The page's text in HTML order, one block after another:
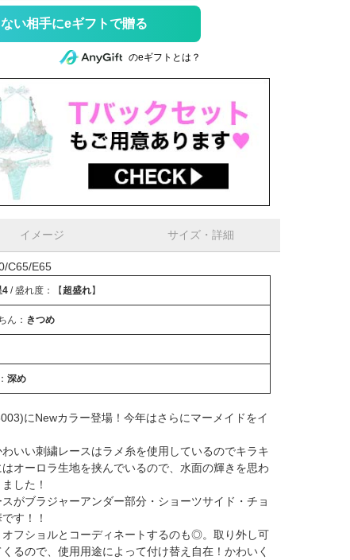
い相手にeギフトで贈る
のeギフトとは？
イメージ サイズ・詳細
C65/E65
4/ 盛れ度：【超盛れ】
ん： きつめ
深め
にNewカラー登場！今年はさらにマーメイドをイ
いい刺繍レースはラメ糸を使用しているのでキラキ
オーロラ生地を挟んでいるので、水面の輝きを思わ
した！
がブラジャーアンダー部分・ショーツサイド・チョ
す！！
フショルとコーディネートするのも◎。取り外し可
るので、使用用途によって付け替え自在！かわいく